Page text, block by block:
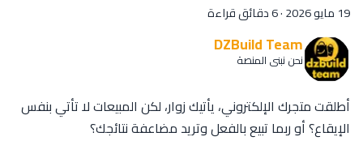
19 مايو 2026 ·6 دقائق قراءة
DZBuild Team
نحن نبني المنصة
أطلقت متجرك الإلكتروني، يأتيك زوار، لكن المبيعات لا تأتي بنفس
الإيقاع؟ أو ربما تبيع بالفعل وتريد مضاعفة نتائجك؟